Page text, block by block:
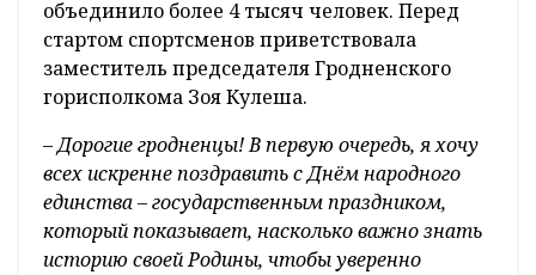
объединило более 4 тысяч человек. Перед
стартом спортсменов приветствовала
заместитель председателя Гродненского
горисполкома Зоя Кулеша.
–